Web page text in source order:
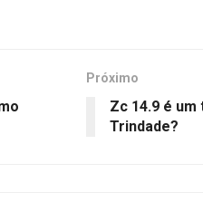
Próximo
Zc 14.9 é
Trindade?